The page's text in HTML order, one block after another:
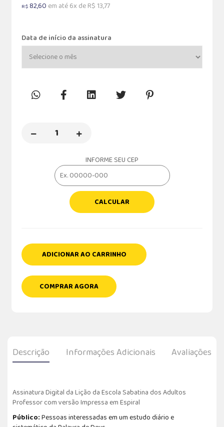
R$82,60 em até 6x de R$ 13,77
Data de início da assinatura
INFORME SEU CEP
CALCULAR
ADICIONAR AO CARRINHO
COMPRAR AGORA
Descrição Informações Adicionais Avaliações
Assinatura Digital da Lição da Escola Sabatina dos Adultos
Professor com versão Impressa em Espiral
Público:Pessoas interessadas em um estudo diário e